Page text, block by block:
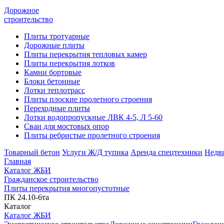
Дорожное
строительство
Плиты тротуарные
Дорожные плиты
Плиты перекрытия тепловых камер
Плиты перекрытия лотков
Камни бортовые
Блоки бетонные
Лотки теплотрасс
Плиты плоские пролетного строения
Переходные плиты
Лотки водопропускные ЛВК 4-5, Л 5-60
Сваи для мостовых опор
Плиты ребристые пролетного строения
Товарный бетон Услуги Ж/Д тупика Аренда спецтехники
Главная
Каталог ЖБИ
Гражданское строительство
Плиты перекрытия многопустотные
ПК 24.10-6та
Каталог
Каталог ЖБИ